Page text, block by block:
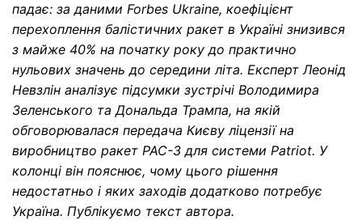
падає: за даними Forbes Ukraine, коефіцієнт
перехоплення балістичних ракет в Україні знизився
з майже 40% на початку року до практично
нульових значень до середини літа. Експерт Леонід
Невзлін аналізує підсумки зустрічі Володимира
Зеленського та Дональда Трампа, на якій
обговорювалася передача Києву ліцензії на
виробництво ракет PAC-3 для системи Patriot. У
колонці він пояснює, чому цього рішення
недостатньо і яких заходів додатково потребує
Україна. Публікуємо текст автора.